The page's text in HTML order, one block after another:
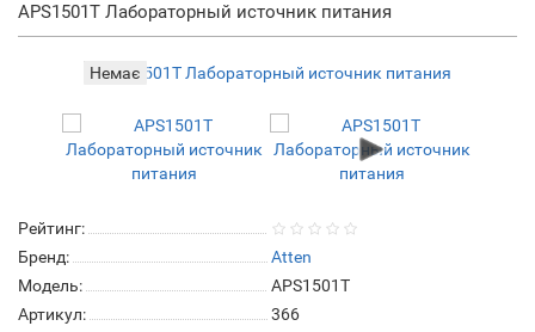
APS1501T Лабораторный источник питания
Немає
Рейтинг:
Бренд:
Atten
Модель:
APS1501T
Артикул:
366